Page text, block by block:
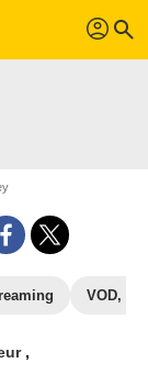
profil search
VOD,
,